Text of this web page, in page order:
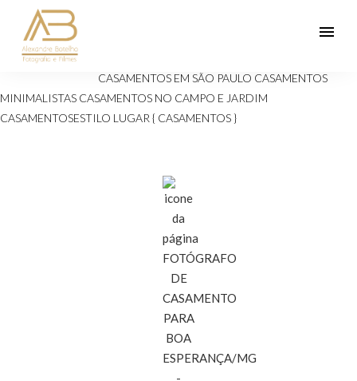
menu
CASAMENTOS EM SÃO PAULO CASAMENTOS
MINIMALISTAS CASAMENTOS NO CAMPO E JARDIM
CASAMENTOSESTILO LUGAR { CASAMENTOS }